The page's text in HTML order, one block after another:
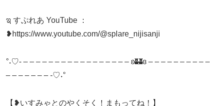
ಇ すぷれあ YouTube ：
❥https://www.youtube.com/@splare_nijisanji
°˖♡- – – – – – – – – – – – – – – – – – ʚ🏰ɞ – – – – – – – – – –
– – – – – – – -♡˖°
【❥いすみゃとのやくそく！まもってね！】